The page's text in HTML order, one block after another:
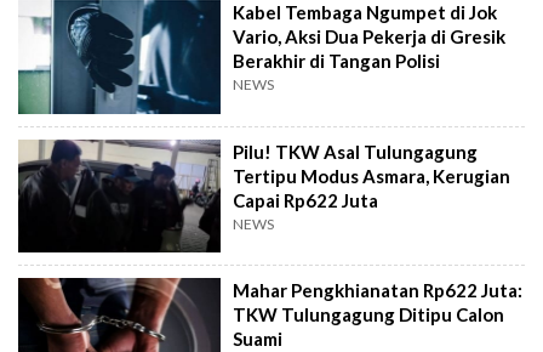
Kabel Tembaga Ngumpet di Jok
Vario, Aksi Dua Pekerja di Gresik
Berakhir di Tangan Polisi
NEWS
Pilu! TKW Asal Tulungagung
Tertipu Modus Asmara, Kerugian
Capai Rp622 Juta
NEWS
Mahar Pengkhianatan Rp622 Juta:
TKW Tulungagung Ditipu Calon
Suami